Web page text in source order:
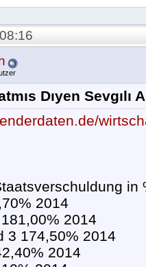
Dıyen Sevgılı
in
2014
2014
3 174,50% 2014
2014